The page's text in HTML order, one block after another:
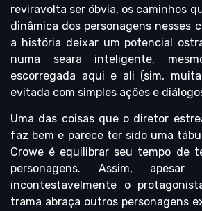
reviravolta ser óbvia, os caminhos
dinâmica dos personagens nesses
a história deixar um potencial
numa seara inteligente,
escorregada aqui e ali (sim,
evitada com simples ações e
Uma das coisas que o diretor
faz bem e parece ter sido uma
Crowe é equilibrar seu tempo de
personagens. Assim,
incontestavelmente o
trama abraça outros personagens